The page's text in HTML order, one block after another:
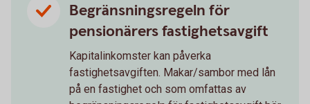
Begränsningsregeln för
pensionärers fastighetsavgift
Kapitalinkomster kan påverka
fastighetsavgiften. Makar/sambor med lån
på en fastighet och som omfattas av